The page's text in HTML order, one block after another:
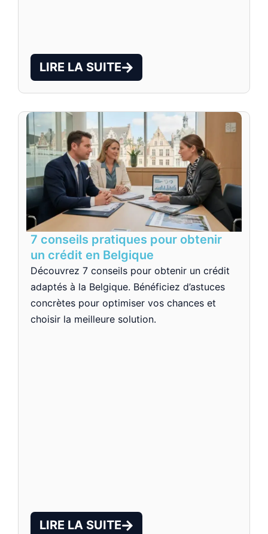
LIRE LA SUITE
7 conseils pratiques pour obtenir
un crédit en Belgique
Découvrez 7 conseils pour obtenir un crédit
adaptés à la Belgique. Bénéficiez d’astuces
concrètes pour optimiser vos chances et
choisir la meilleure solution.
LIRE LA SUITE